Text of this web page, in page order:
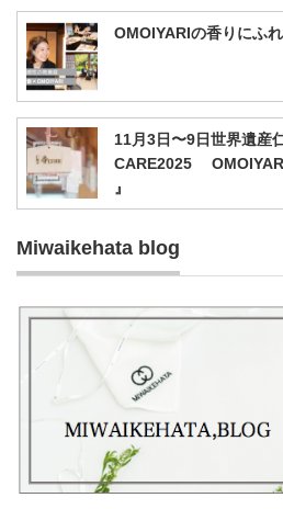
OMOIYARIの香りにふ
11月3日〜9日世界遺産
CARE2025
』
Miwaikehata blog